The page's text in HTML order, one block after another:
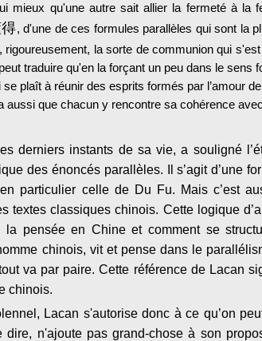
mieux qu'une autre sait allier la fermeté à la
, d'une de ces formules parallèles qui sont la
rigoureusement, la sorte de communion qui
traduire qu'en la forçant un peu dans le sens
se plaît à réunir des esprits formés par l’amour de
aussi que chacun y rencontre sa cohérence
derniers instants de sa vie, a souligné
des énoncés parallèles. Il s’agit d’une
particulier celle de Du Fu. Mais c’est
textes classiques chinois. Cette logique
la pensée en Chine et comment se
chinois, vit et pense dans le
va par paire. Cette référence de Lacan
chinois.
Lacan s'autorise donc à ce qu’on
n'ajoute pas grand-chose à son